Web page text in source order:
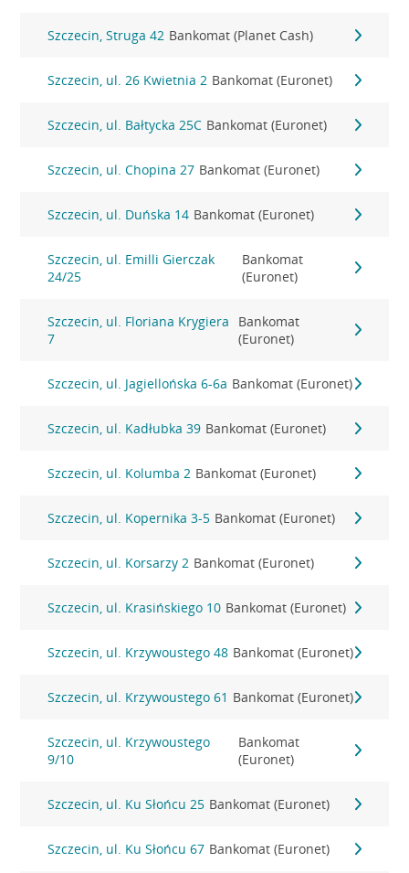
Szczecin, Struga 42 Bankomat (Planet Cash)
Szczecin, ul. 26 Kwietnia 2 Bankomat (Euronet)
Szczecin, ul. Bałtycka 25C Bankomat (Euronet)
Szczecin, ul. Chopina 27 Bankomat (Euronet)
Szczecin, ul. Duńska 14 Bankomat (Euronet)
Szczecin, ul. Emilli Gierczak
24/25
Bankomat
(Euronet)
Szczecin, ul. Floriana Krygiera
7
Bankomat
(Euronet)
Szczecin, ul. Jagiellońska 6-6a Bankomat (Euronet)
Szczecin, ul. Kadłubka 39 Bankomat (Euronet)
Szczecin, ul. Kolumba 2 Bankomat (Euronet)
Szczecin, ul. Kopernika 3-5 Bankomat (Euronet)
Szczecin, ul. Korsarzy 2 Bankomat (Euronet)
Szczecin, ul. Krasińskiego 10 Bankomat (Euronet)
Szczecin, ul. Krzywoustego 48 Bankomat (Euronet)
Szczecin, ul. Krzywoustego 61 Bankomat (Euronet)
Szczecin, ul. Krzywoustego
9/10
Bankomat
(Euronet)
Szczecin, ul. Ku Słońcu 25 Bankomat (Euronet)
Szczecin, ul. Ku Słońcu 67 Bankomat (Euronet)